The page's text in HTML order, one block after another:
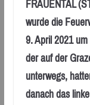
FRAUENTAL
wurde die
9. April 2021
der auf der
unterwegs,
danach das